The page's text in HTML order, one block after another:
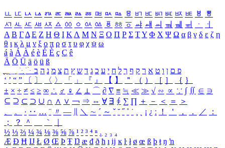
ㅥ ㅦ ㅧ ㅨ ㅩ ㅪ ㅫ ㅬ ㅭ ㅮ ㅯ ㅰ ㅱ ㅲ ㅳ ㅴ ㅵ ㅶ ㅷ ㅸ
ㅹ
ㅺ ㅻ ㅼ ㅽ ㅾ ㅿ ㆀ ㆁ ㆂ ㆃ ㆄ ㆅ ㆆ ㆇ ㆈ ㆉ ㆊ ㆋ ㆌ ㆍ
ㆎ
Α Β ΓΔ Ε Ζ Η Θ Ι ΚΛ Μ Ν Ξ Ο Π Ρ Σ ΤΥ Φ Χ Ψ Ω α β γ δ ε ζ η
θ ι κ λ μ ν ξ ο π ρ σ τ υ φ χ ψ ω
á à Á À é è É È ç Ç ê
Ä Ö Ü ä ö ü ß
ִֶֹ ֻּ ׁׂ פ ם ן ו ט א ר ק ף ך ל ח י ע כ ג ד ש ץ ת צ מ נ ה ב
‘ ’ “ ” 〔 〕 〈 〉 「 」 『 』 【 】 ＂ （ ） ［ ］ ｛ ｝
± × ÷ ≠ ≤ ≥ ∞ ∴ ♂ ♀ ∠ ⊥ ⌒ ∂ ∇ ≡ ≒ ≪ ≫ √ ∽ ∝ ∵ ∫ ∬ ∈ ∋
⊆ ⊇ ⊂ ⊃ ∪ ∩ ∧ ∨ ￢ ⇒ ⇔ ∀ ∃ ∮ ∑ ∏ ＋ － ＜ ＝
＞
、
。 · ‥ … ¨ 〃 ― ＼ ∼ ´ ～ ˇ ˘ ˝ ˚ ˙ ¸ ¡ ¿ ː ！ ＇ ， ． ／
：
；
？ ＾ ｀
½ ⅓ ⅔ ¼ ¾ ⅛ ⅜ ⅝ ⅞ ¹ ² ³ ⁴ ⁿ ₁ ₂ ₃ ₄
Æ Ð Ħ Ĳ Ł Ø Œ Þ Ŧ Ŋ æ đ ð ħ ı ĳ ĸ ŀ ł ø œ ß þ ŧ ŋ ŉ